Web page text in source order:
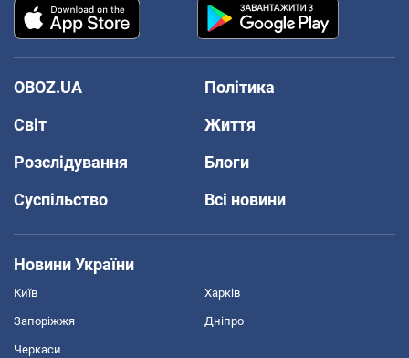
OBOZ.UA
Політика
Світ
Життя
Розслідування
Блоги
Суспільство
Всі новини
Новини України
Київ Харків
Запоріжжя Дніпро
Черкаси